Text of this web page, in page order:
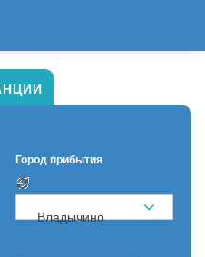
Город прибытия
Владычино